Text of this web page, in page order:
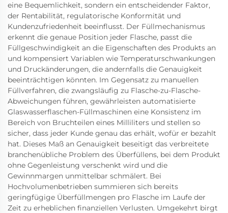
eine Bequemlichkeit, sondern ein entscheidender Faktor,
der Rentabilität, regulatorische Konformität und
Kundenzufriedenheit beeinflusst. Der Füllmechanismus
erkennt die genaue Position jeder Flasche, passt die
Füllgeschwindigkeit an die Eigenschaften des Produkts an
und kompensiert Variablen wie Temperaturschwankungen
und Druckänderungen, die andernfalls die Genauigkeit
beeinträchtigen könnten. Im Gegensatz zu manuellen
Füllverfahren, die zwangsläufig zu Flasche-zu-Flasche-
Abweichungen führen, gewährleisten automatisierte
Glaswasserflaschen-Füllmaschinen eine Konsistenz im
Bereich von Bruchteilen eines Milliliters und stellen so
sicher, dass jeder Kunde genau das erhält, wofür er bezahlt
hat. Dieses Maß an Genauigkeit beseitigt das verbreitete
branchenübliche Problem des Überfüllens, bei dem Produkt
ohne Gegenleistung verschenkt wird und die
Gewinnmargen unmittelbar schmälert. Bei
Hochvolumenbetrieben summieren sich bereits
geringfügige Überfüllmengen pro Flasche im Laufe der
Zeit zu erheblichen finanziellen Verlusten. Umgekehrt birgt